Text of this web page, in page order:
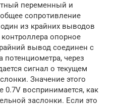
переменный и
сопротивление
из крайних выводов
опорное
вывод соединен с
через
сигнал о текущем
Значение этого
воспринимается, как
заслонки. Если это